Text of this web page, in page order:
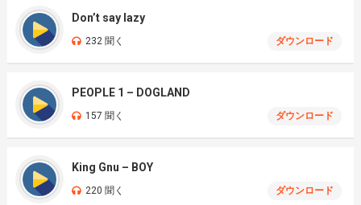
Don’t say lazy
232 聞く ダウンロード
PEOPLE 1 – DOGLAND
157 聞く ダウンロード
King Gnu – BOY
220 聞く ダウンロード